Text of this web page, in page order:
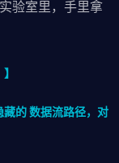
验室里，手里拿
藏的 数据流路径，对